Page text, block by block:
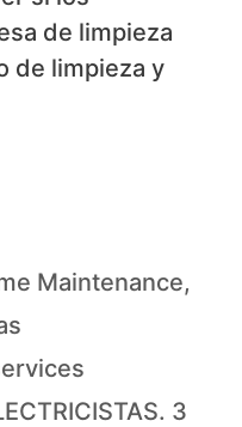
de limpieza
de limpieza y
Maintenance,
3